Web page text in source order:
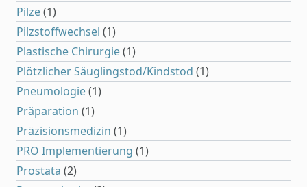
Pilze(1)
Pilzstoffwechsel (1)
Plastische Chirurgie(1)
Plötzlicher Säuglingstod/Kindstod (1)
Pneumologie(1)
Präparation (1)
Präzisionsmedizin (1)
PRO Implementierung (1)
Prostata (2)